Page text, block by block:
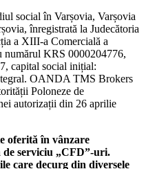
social în Varșovia, Varșovia
înregistrată la Judecătoria
a XIII-a Comercială a
KRS 0000204776,
capital social inițial:
OANDA TMS Brokers
Poloneze de
autorizații din 26 aprilie
oferită în vânzare
serviciu „CFD”-uri.
care decurg din diversele